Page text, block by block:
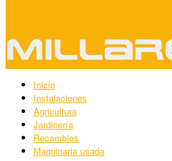
Inicio
Instalaciones
Agricultura
Jardinería
Recambios
Maquinaria usada